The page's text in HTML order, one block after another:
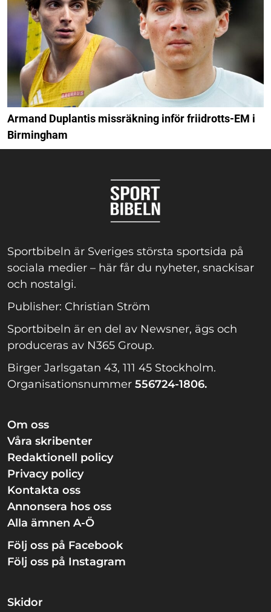
Armand Duplantis missräkning inför friidrotts-EM i
Birmingham
Sportbibeln är Sveriges största sportsida på
sociala medier – här får du nyheter, snackisar
och nostalgi.
Publisher: Christian Ström
Sportbibeln är en del av Newsner, ägs och
produceras av N365 Group.
Birger Jarlsgatan 43, 111 45 Stockholm.
Organisationsnummer 556724-1806.
Om oss
Våra skribenter
Redaktionell policy
Privacy policy
Kontakta oss
Annonsera hos oss
Alla ämnen A-Ö
Följ oss på Facebook
Följ oss på Instagram
Skidor